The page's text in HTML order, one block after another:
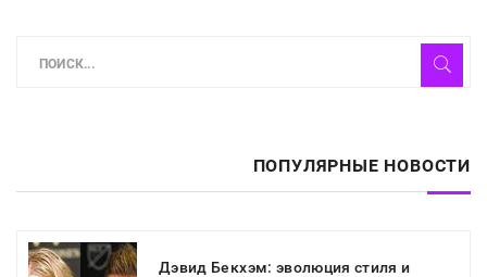
ПОПУЛЯРНЫЕ НОВОСТИ
Дэвид Бекхэм: эволюция стиля и